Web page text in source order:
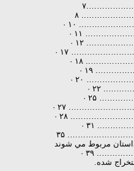
۸
۱۰ ·
۱۱ ·
۱۲ ·
۱۷ ·
۱۸ ·
۱۹ ·
۲۰ ·
۲۲ ·
۲۵ ·
۲۷ ·
۲۸ ·
۳۱ ·
۳۵
مربوط مي شوند
۳۹ ·
شده.